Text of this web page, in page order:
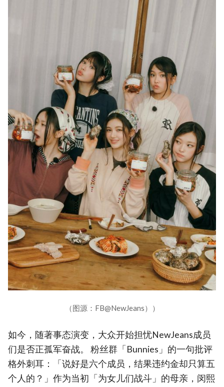
（图源：FB@NewJeans））
如今，随著事态演变，大众开始担忧NewJeans成员
们是否正孤军奋战。 粉丝群「Bunnies」的一句批评
格外刺耳：「说好是六个成员，结果违约金却只算五
个人的？」作为当初「为女儿们战斗」的母亲，闵熙